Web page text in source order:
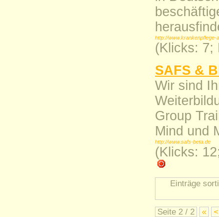
http://www.krankenpflege-
(Klicks: 7;
SAFS &
Wir sind
Group
Mind und
http://www.safs-beta.de
(Klicks:
Einträge
Seite 2 / 2 « <